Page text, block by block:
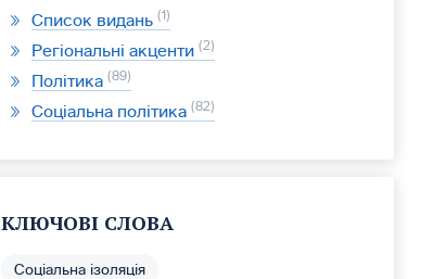
Список видань 1
Регіональні акценти 2
Політика 89
Соціальна політика 82
КЛЮЧОВІ СЛОВА
Соціальна ізоляція